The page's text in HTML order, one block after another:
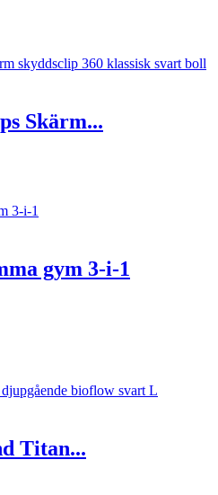
Skärm...
gym 3-i-1
Titan...